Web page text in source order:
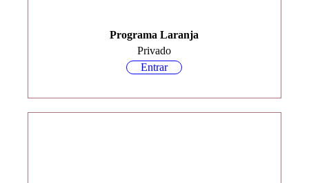
Programa Laranja
Privado
Entrar